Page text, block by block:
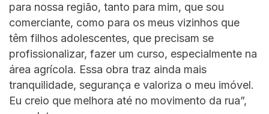
para nossa região, tanto para mim, que sou
comerciante, como para os meus vizinhos que
têm filhos adolescentes, que precisam se
profissionalizar, fazer um curso, especialmente na
área agrícola. Essa obra traz ainda mais
tranquilidade, segurança e valoriza o meu imóvel.
Eu creio que melhora até no movimento da rua”,